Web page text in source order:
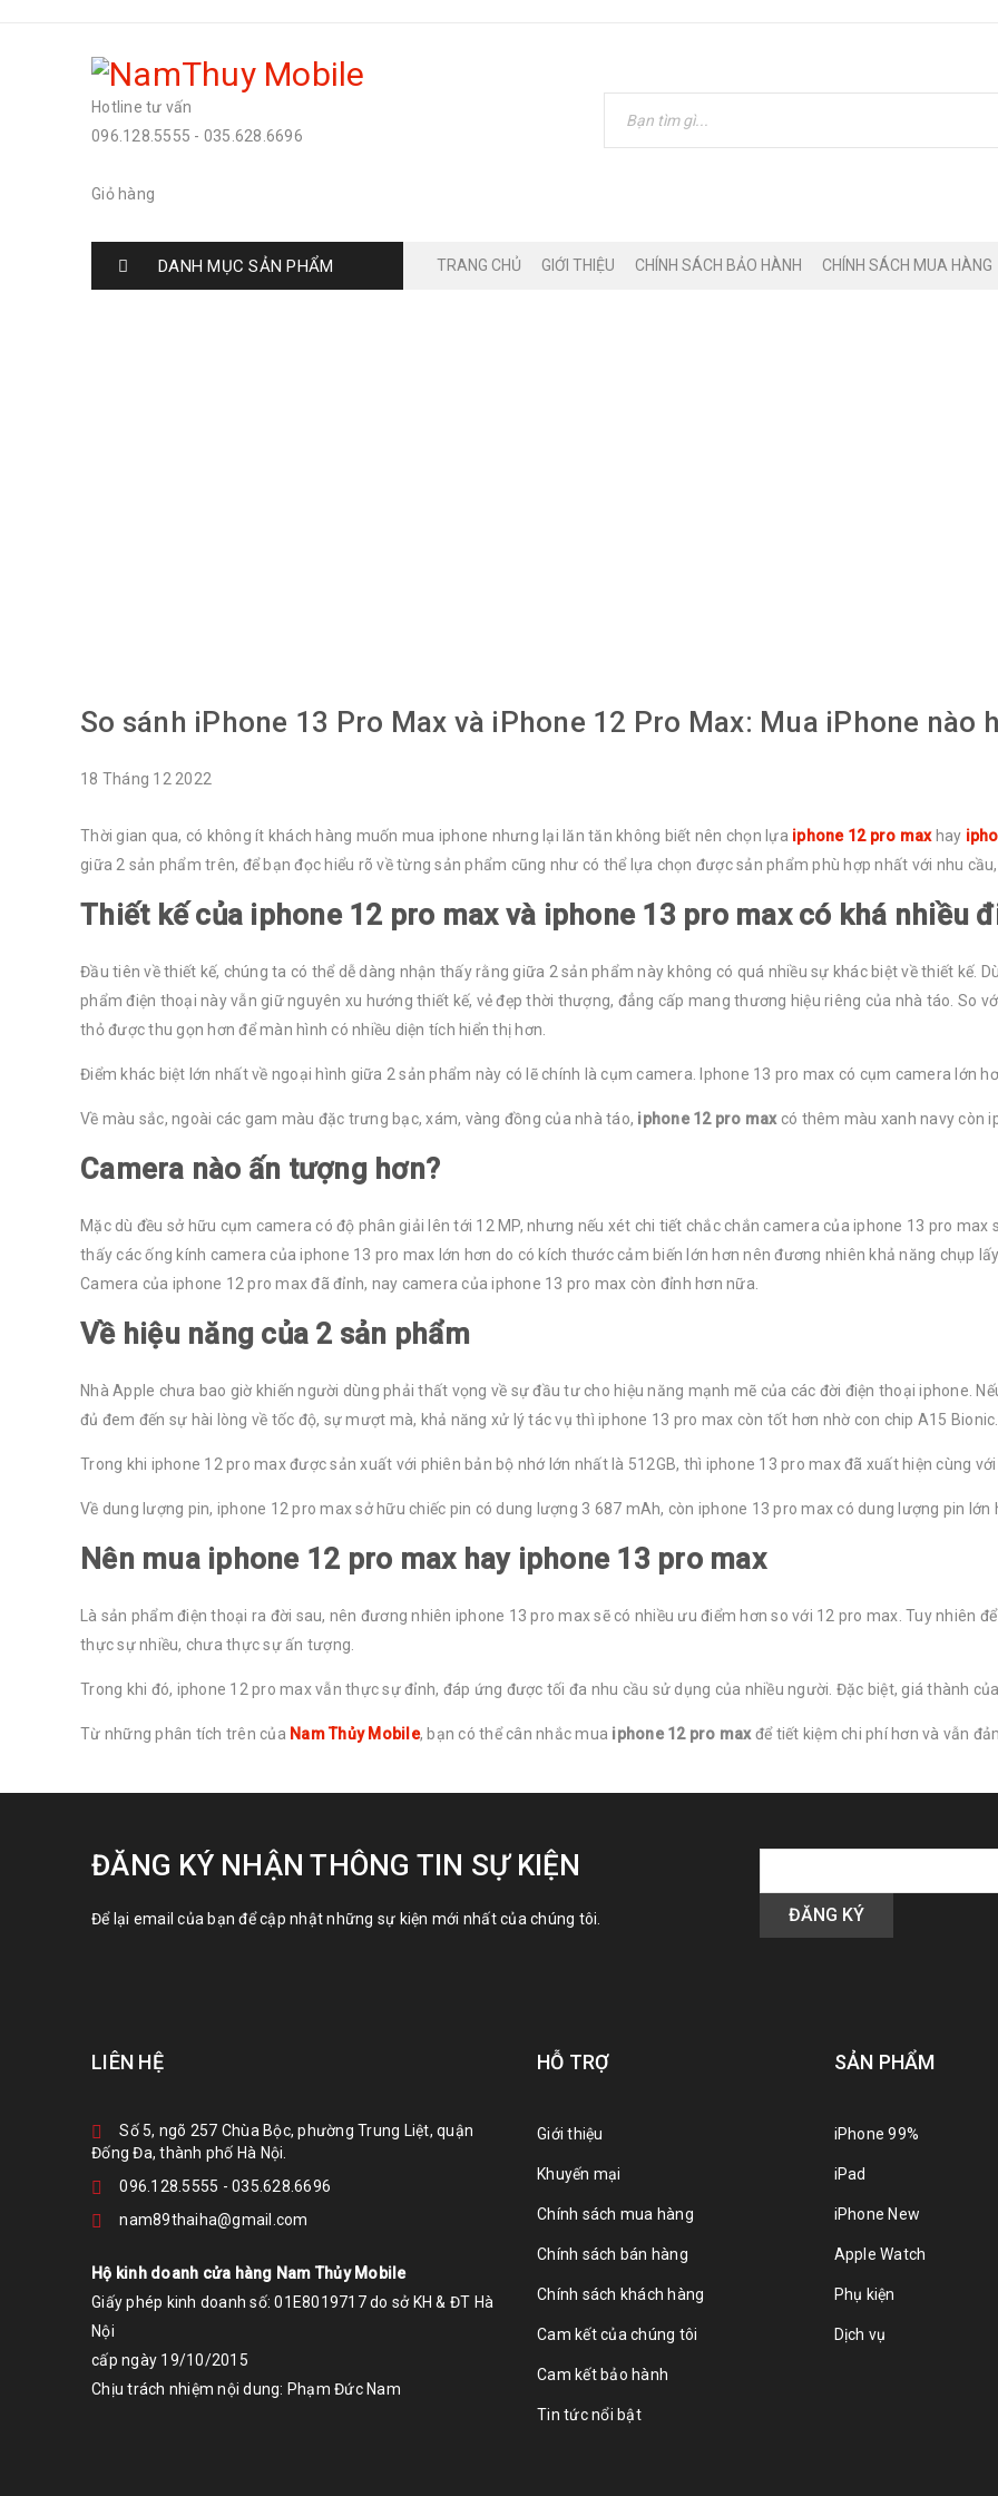
Hotline tư vấn
096.128.5555 - 035.628.6696
Giỏ hàng
DANH MỤC SẢN PHẨM TRANG CHỦ GIỚI THIỆU CHÍNH SÁCH BẢO HÀNH CHÍNH SÁCH MUA HÀNG
So sánh iPhone 13 Pro Max và iPhone 12 Pro Max: Mua iPhone nào
18 Tháng 12 2022
Thời gian qua, có không ít khách hàng muốn mua iphone nhưng lại lăn tăn không biết nên chọn lựa iphone 12 pro max hay
giữa 2 sản phẩm trên, để bạn đọc hiểu rõ về từng sản phẩm cũng như có thể lựa chọn được sản phẩm phù hợp nhất với nhu
Thiết kế của iphone 12 pro max và iphone 13 pro max có khá nhiều
Đầu tiên về thiết kế, chúng ta có thể dễ dàng nhận thấy rằng giữa 2 sản phẩm này không có quá nhiều sự khác biệt về thiết kế.
phẩm điện thoại này vẫn giữ nguyên xu hướng thiết kế, vẻ đẹp thời thượng, đẳng cấp mang thương hiệu riêng của nhà táo. So
thỏ được thu gọn hơn để màn hình có nhiều diện tích hiển thị hơn.
Điểm khác biệt lớn nhất về ngoại hình giữa 2 sản phẩm này có lẽ chính là cụm camera. Iphone 13 pro max có cụm camera lớn
Về màu sắc, ngoài các gam màu đặc trưng bạc, xám, vàng đồng của nhà táo, iphone 12 pro maxcó thêm màu xanh navy còn
Camera nào ấn tượng hơn?
Mặc dù đều sở hữu cụm camera có độ phân giải lên tới 12 MP, nhưng nếu xét chi tiết chắc chắn camera của iphone 13 pro
thấy các ống kính camera của iphone 13 pro max lớn hơn do có kích thước cảm biến lớn hơn nên đương nhiên khả năng chụp
Camera của iphone 12 pro max đã đỉnh, nay camera của iphone 13 pro max còn đỉnh hơn nữa.
Về hiệu năng của 2 sản phẩm
Nhà Apple chưa bao giờ khiến người dùng phải thất vọng về sự đầu tư cho hiệu năng mạnh mẽ của các đời điện thoại iphone.
đủ đem đến sự hài lòng về tốc độ, sự mượt mà, khả năng xử lý tác vụ thì iphone 13 pro max còn tốt hơn nhờ con chip A15 Bionic.
Trong khi iphone 12 pro max được sản xuất với phiên bản bộ nhớ lớn nhất là 512GB, thì iphone 13 pro max đã xuất hiện cùng với
Về dung lượng pin, iphone 12 pro max sở hữu chiếc pin có dung lượng 3 687 mAh, còn iphone 13 pro max có dung lượng pin lớn
Nên mua iphone 12 pro max hay iphone 13 pro max
Là sản phẩm điện thoại ra đời sau, nên đương nhiên iphone 13 pro max sẽ có nhiều ưu điểm hơn so với 12 pro max. Tuy nhiên
thực sự nhiều, chưa thực sự ấn tượng.
Trong khi đó, iphone 12 pro max vẫn thực sự đỉnh, đáp ứng được tối đa nhu cầu sử dụng của nhiều người. Đặc biệt, giá thành
Từ những phân tích trên của Nam Thủy Mobile, bạn có thể cân nhắc mua iphone 12 pro maxđể tiết kiệm chi phí hơn và vẫn
ĐĂNG KÝ NHẬN THÔNG TIN SỰ KIỆN
Để lại email của bạn để cập nhật những sự kiện mới nhất của chúng tôi.
LIÊN HỆ
Số 5, ngõ 257 Chùa Bộc, phường Trung Liệt, quận
Đống Đa, thành phố Hà Nội.
096.128.5555 - 035.628.6696
nam89thaiha@gmail.com
Hộ kinh doanh cửa hàng Nam Thủy Mobile
Giấy phép kinh doanh số: 01E8019717 do sở KH & ĐT Hà
Nội
cấp ngày 19/10/2015
Chịu trách nhiệm nội dung: Phạm Đức Nam
HỖ TRỢ
Giới thiệu
Khuyến mại
Chính sách mua hàng
Chính sách bán hàng
Chính sách khách hàng
Cam kết của chúng tôi
Cam kết bảo hành
Tin tức nổi bật
SẢN PHẨM
iPhone 99%
iPad
iPhone New
Apple Watch
Phụ kiện
Dịch vụ